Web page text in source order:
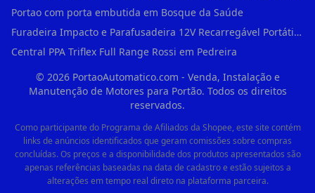
Portao com porta embutida em Bosque da Saúde
Furadeira Impacto e Parafusadeira 12V Recarregável Portátil Sem Fio Mandril 3/8 em Brás
Central PPA Triflex Full Range Rossi em Pedreira
© 2026PortaoAutomatico.com - Venda, Instalação e
Manutenção de Motores para Portão. Todos os direitos
reservados.
Como participante do Programa de Afiliados da Shopee, este site contém
links de anúncios identificados que geram comissões sobre compras
concluídas. Os preços e a disponibilidade dos produtos apresentados são
apenas referências baseadas na data de cadastro e estão sujeitos a
alterações em tempo real direto na plataforma parceira.